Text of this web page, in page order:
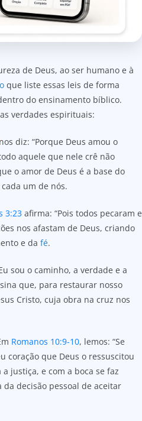
de Deus, ao ser humano e à
que liste essas leis de forma
do ensinamento bíblico.
verdades espirituais:
nos diz: “Porque Deus amou o
aquele que nele crê não
o amor de Deus é a base do
um de nós.
3:23 afirma: “Pois todos pecaram e
nos afastam de Deus, criando
e da fé.
sou o caminho, a verdade e a
que, para restaurar nosso
Cristo, cuja obra na cruz nos
Romanos 10:9-10, lemos: “Se
coração que Deus o ressuscitou
justiça, e com a boca se faz
decisão pessoal de aceitar